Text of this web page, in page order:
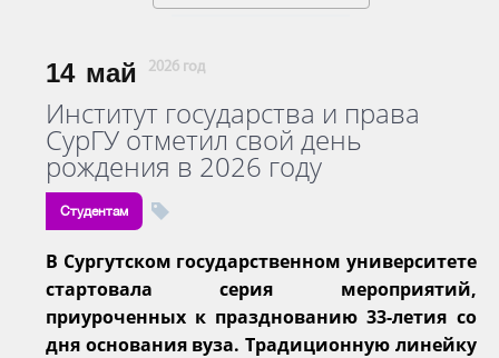
14 май 2026 год
Институт государства и права
СурГУ отметил свой день
рождения в 2026 году
Студентам
В Сургутском государственном университете
стартовала серия мероприятий,
приуроченных к празднованию 33-летия со
дня основания вуза. Традиционную линейку